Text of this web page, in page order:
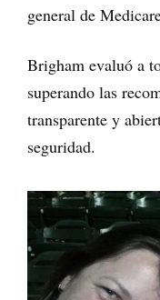
general de
Brigham evaluó a
superando las
transparente y
seguridad.